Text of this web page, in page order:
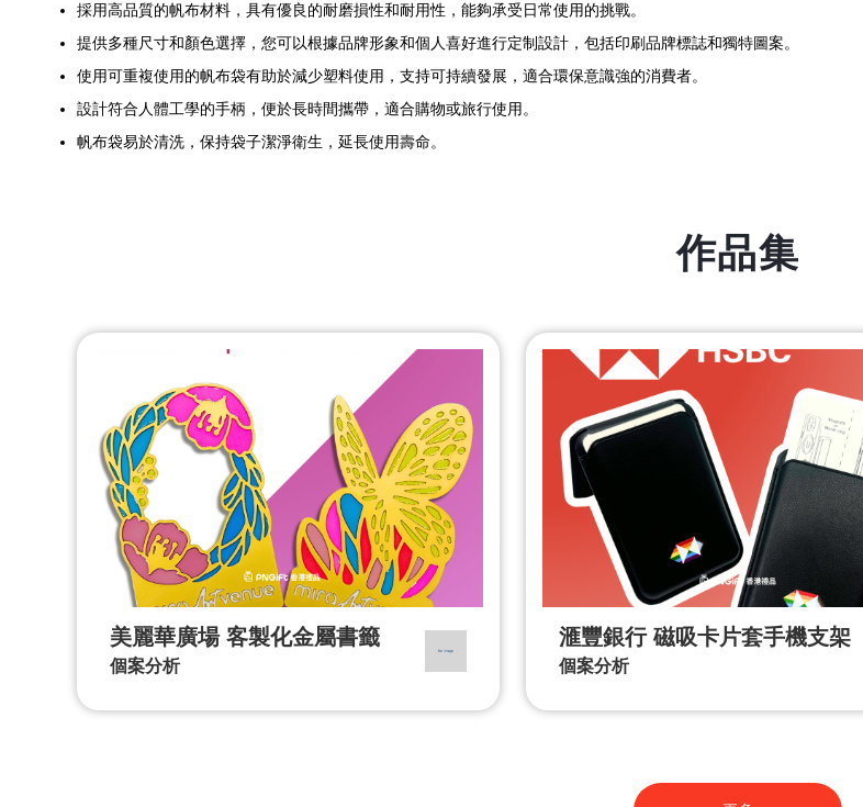
採用高品質的帆布材料，具有優良的耐磨損性和耐用性，能夠承受日常使用的挑戰。
提供多種尺寸和顏色選擇，您可以根據品牌形象和個人喜好進行定制設計，包括印刷品牌標誌和獨特圖案。
使用可重複使用的帆布袋有助於減少塑料使用，支持可持續發展，適合環保意識強的消費者。
設計符合人體工學的手柄，便於長時間攜帶，適合購物或旅行使用。
帆布袋易於清洗，保持袋子潔淨衛生，延長使用壽命。
作品集
美麗華廣場 客製化金屬書籤
個案分析
滙豐銀行 磁吸卡片套手機支架
個案分析